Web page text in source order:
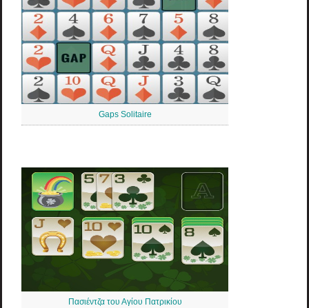
Gaps Solitaire
Πασιέντζα του Αγίου Πατρικίου